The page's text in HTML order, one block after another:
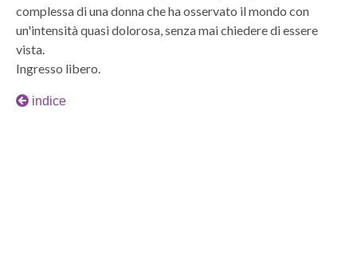
complessa di una donna che ha osservato il mondo con
un'intensità quasi dolorosa, senza mai chiedere di essere
vista.
Ingresso libero.
indice